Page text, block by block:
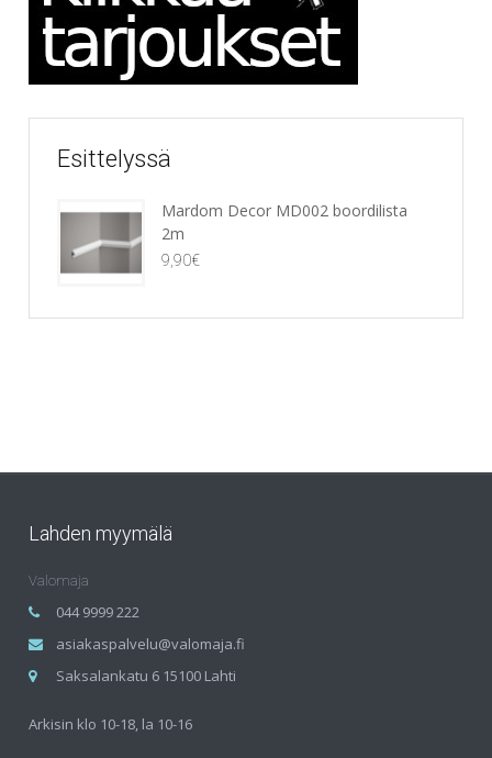
Esittelyssä
Mardom Decor MD002 boordilista
2m
9,90€
Lahden myymälä
Valomaja
044 9999 222
asiakaspalvelu@valomaja.fi
Saksalankatu 6 15100 Lahti
Arkisin klo 10-18, la 10-16